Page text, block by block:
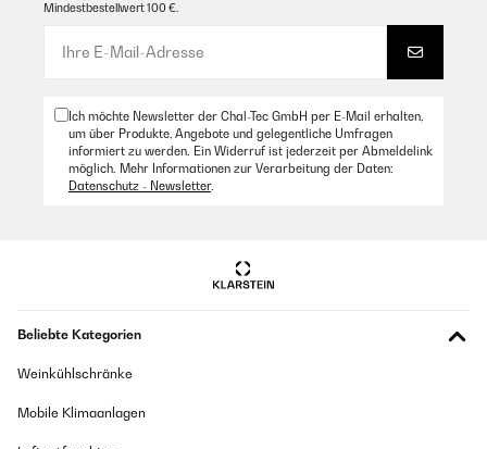
Mindestbestellwert 100 €.
Ich möchte Newsletter der Chal-Tec GmbH per E-Mail erhalten,
um über Produkte, Angebote und gelegentliche Umfragen
informiert zu werden. Ein Widerruf ist jederzeit per Abmeldelink
möglich. Mehr Informationen zur Verarbeitung der Daten:
Datenschutz - Newsletter.
Beliebte Kategorien
Weinkühlschränke
Mobile Klimaanlagen